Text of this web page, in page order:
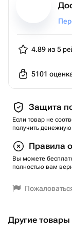
4.89 из 5
5101
Защита
Если товар не
получить
Правила
Вы можете
полностью вам
Другие товары